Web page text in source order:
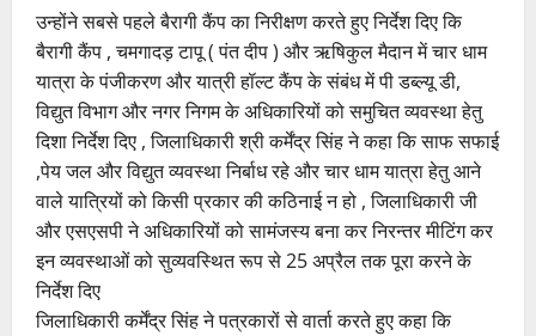
उन्होंने सबसे पहले बैरागी कैंप का निरीक्षण करते हुए निर्देश दिए कि
बैरागी कैंप , चमगादड़ टापू ( पंत दीप ) और ऋषिकुल मैदान में चार धाम
यात्रा के पंजीकरण और यात्री हॉल्ट कैंप के संबंध में पी डब्ल्यू डी,
विद्युत विभाग और नगर निगम के अधिकारियों को समुचित व्यवस्था हेतु
दिशा निर्देश दिए , जिलाधिकारी श्री कर्मेंद्र सिंह ने कहा कि साफ सफाई
,पेय जल और विद्युत व्यवस्था निर्बाध रहे और चार धाम यात्रा हेतु आने
वाले यात्रियों को किसी प्रकार की कठिनाई न हो , जिलाधिकारी जी
और एसएसपी ने अधिकारियों को सामंजस्य बना कर निरन्तर मीटिंग कर
इन व्यवस्थाओं को सुव्यवस्थित रूप से 25 अप्रैल तक पूरा करने के
निर्देश दिए
जिलाधिकारी कर्मेंद्र सिंह ने पत्रकारों से वार्ता करते हुए कहा कि